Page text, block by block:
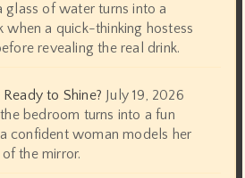
glass of water turns into a
when a quick-thinking hostess
revealing the real drink.
to Shine? July 19, 2026
bedroom turns into a fun
confident woman models her
the mirror.